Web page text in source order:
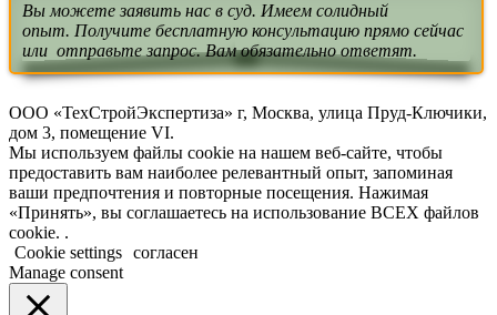
Вы можете заявить нас в суд. Имеем солидный
опыт. Получите бесплатную консультацию прямо сейчас
или отправьте запрос. Вам обязательно ответят.
ООО «ТехСтройЭкспертиза» г, Москва, улица Пруд-Ключики,
дом 3, помещение VI.
Мы используем файлы cookie на нашем веб-сайте, чтобы
предоставить вам наиболее релевантный опыт, запоминая
ваши предпочтения и повторные посещения. Нажимая
«Принять», вы соглашаетесь на использование ВСЕХ файлов
cookie. .
Cookie settings согласен
Manage consent